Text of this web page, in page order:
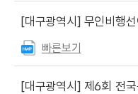
[대구광역시] 무인비행선
빠른보기
[대구광역시] 제6회 전국동시지